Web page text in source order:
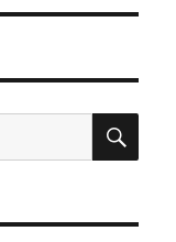
搜